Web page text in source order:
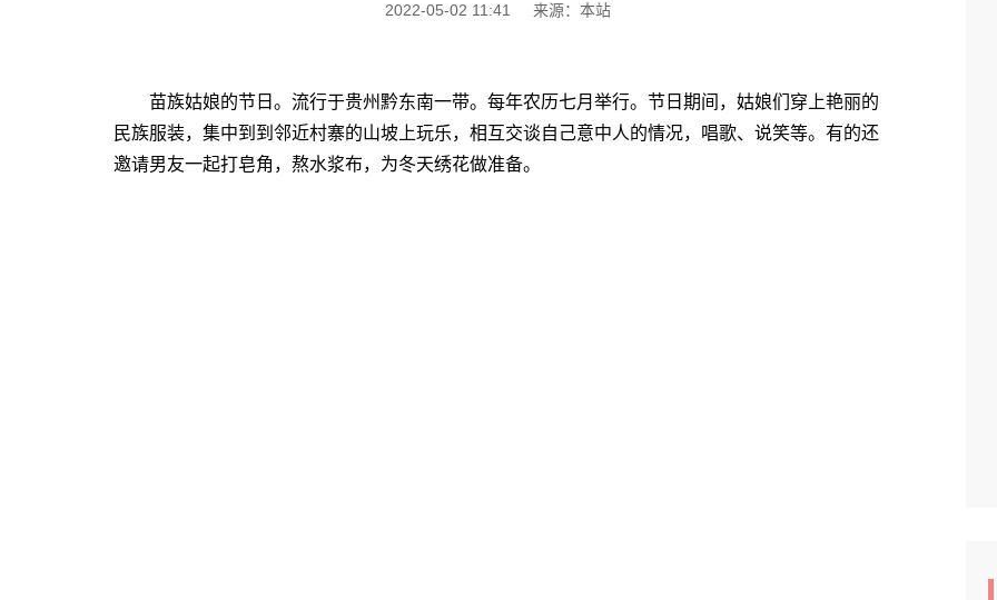
2022-05-02 11:41 来源：本站
苗族姑娘的节日。流行于贵州黔东南一带。每年农历七月举行。节日期间，姑娘们穿上艳丽的
民族服装，集中到到邻近村寨的山坡上玩乐，相互交谈自己意中人的情况，唱歌、说笑等。有的还
邀请男友一起打皂角，熬水浆布，为冬天绣花做准备。